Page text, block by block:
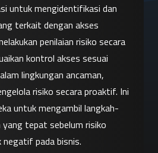
untuk mengidentifikasi dan
terkait dengan akses
penilaian risiko secara
kontrol akses sesuai
lingkungan ancaman,
risiko secara proaktif. Ini
untuk mengambil langkah-
yang tepat sebelum risiko
pada bisnis.